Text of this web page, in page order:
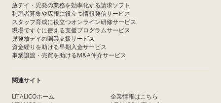
放デイ・児発の業務を効率化する請求ソフト
利用者募集や広報に役立つ情報発信サービス
スタッフ育成に役立つオンライン研修サービス
現場ですぐに使える支援プログラムサービス
児発放デイの開業支援サービス
資金繰りを助ける早期入金サービス
事業譲渡・売買を助けるM&A仲介サービス
関連サイト
LITALICOホーム
企業情報はこちら